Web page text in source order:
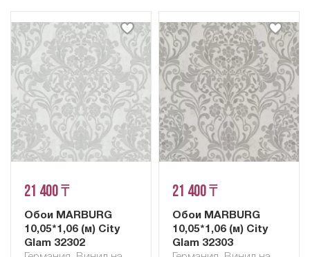
21 400 ₸
Обои MARBURG
10,05*1,06 (м) City
Glam 32302
21 400 ₸
Обои MARBURG
10,05*1,06 (м) City
Glam 32303